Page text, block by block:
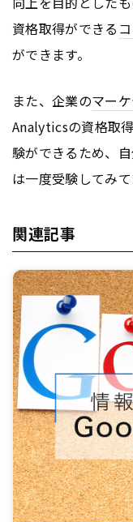
資格取得ができる
ができます。
また、企業のマー
Analyticsの資格取
験ができるため、
は一度受験してみて
関連記事